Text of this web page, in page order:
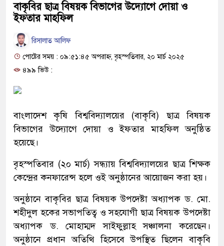
বাকৃবির ছাত্র বিষয়ক বিভাগের উদ্যোগে দোয়া ও
ইফতার মাহফিল
রিসালাত আলিফ
পোষ্টের সময় : ০৯:৫১:৪৫ অপরাহ্ন, বৃহস্পতিবার, ২০ মার্চ ২০২৫
৪৯৯ ভিউ :
বাংলাদেশ কৃষি বিশ্ববিদ্যালয়ের (বাকৃবি) ছাত্র বিষয়ক
বিভাগের উদ্যোগে দোয়া ও ইফতার মাহফিল অনুষ্ঠিত
হয়েছে।
বৃহস্পতিবার (২০ মার্চ) সন্ধ্যায় বিশ্ববিদ্যালয়ের ছাত্র শিক্ষক
কেন্দ্রের কনফারেন্স হলে ওই অনুষ্ঠানের আয়োজন করা হয়।
অনুষ্ঠানে বাকৃবির ছাত্র বিষয়ক উপদেষ্টা অধ্যাপক ড. মো.
শহীদুল হকের সভাপতিত্ব ও সহযোগী ছাত্র বিষয়ক উপদেষ্টা
অধ্যাপক ড. মোহাম্মদ সাইফুল্লাহ সঞ্চালনা করেছেন।
অনুষ্ঠানে প্রধান অতিথি হিসেবে উপস্থিত ছিলেন বাকৃবি